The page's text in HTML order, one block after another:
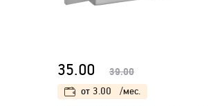
35.00 39.00
от 3.00
/мес.